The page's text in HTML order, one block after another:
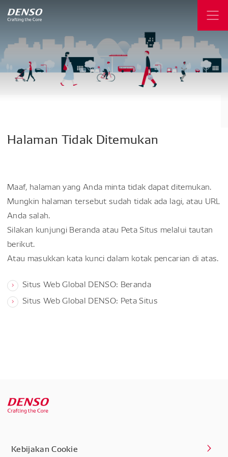
Halaman Tidak Ditemukan
Maaf, halaman yang Anda minta tidak dapat ditemukan.
Mungkin halaman tersebut sudah tidak ada lagi, atau URL
Anda salah.
Silakan kunjungi Beranda atau Peta Situs melalui tautan
berikut.
Atau masukkan kata kunci dalam kotak pencarian di atas.
Situs Web Global DENSO: Beranda
Situs Web Global DENSO: Peta Situs
Kebijakan Cookie